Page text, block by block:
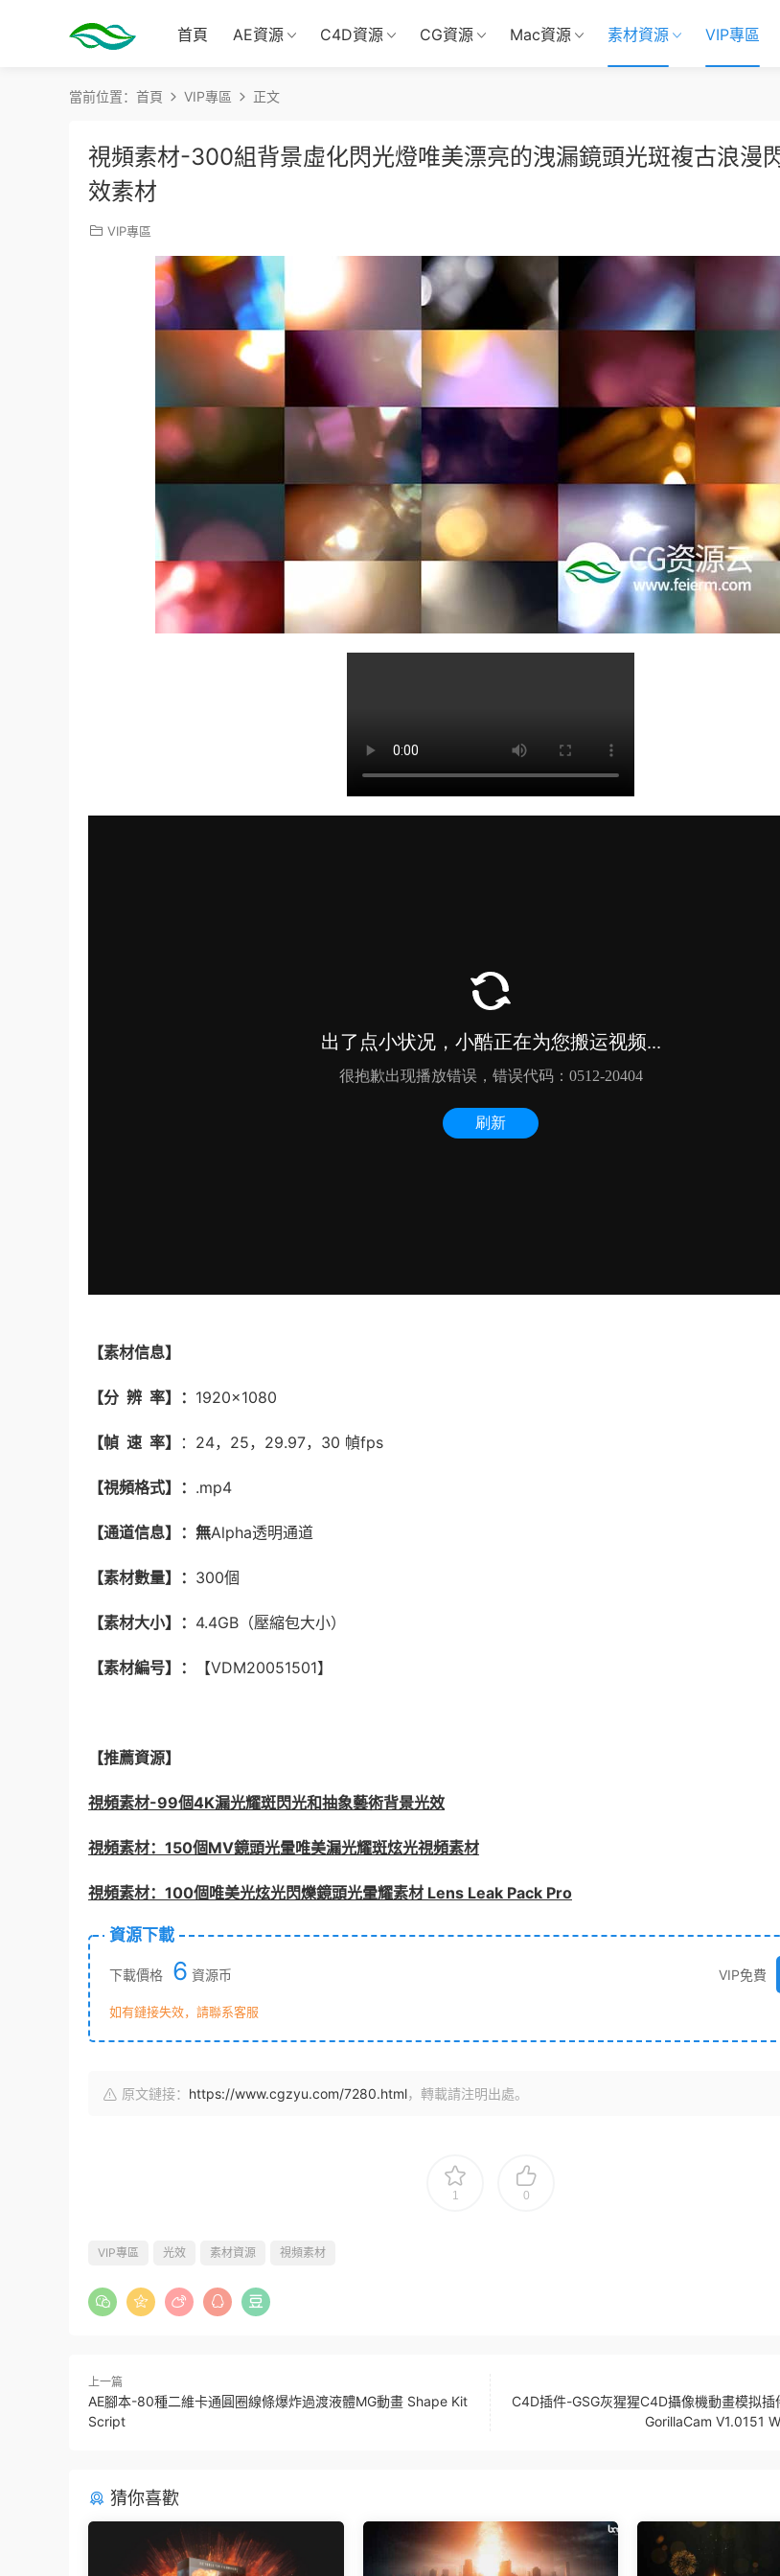
首頁 AE資源 C4D資源 CG資源 Mac資源 素材資源 VIP專區
當前位置： 首頁 VIP專區 正文
視頻素材-300組背景虛化閃光燈唯美漂亮的洩漏鏡頭光斑複古浪漫
效素材
VIP專區
【素材信息】
【分 辨 率】： 1920×1080
【幀 速 率】 ：24，25，29.97，30 幀fps
【視頻格式】： .mp4
【通道信息】：無Alpha透明通道
【素材數量】： 300個
【素材大小】： 4.4GB（壓縮包大小）
【素材編号】： 【VDM20051501】
【推薦資源】
視頻素材-99個4K漏光耀斑閃光和抽象藝術背景光效
視頻素材：150個MV鏡頭光暈唯美漏光耀斑炫光視頻素材
視頻素材：100個唯美光炫光閃爍鏡頭光暈耀素材 Lens Leak Pack Pro
資源下載
下載價格 6 資源币 VIP免費
如有鏈接失效，請聯系客服
原文鏈接： https://www.cgzyu.com/7280.html，轉載請注明出處。
1 0
VIP專區 光效 素材資源 視頻素材
上一篇
AE腳本-80種二維卡通圓圈線條爆炸過渡液體MG動畫 Shape Kit
Script
C4D插件-GSG灰猩猩C4D攝像機動畫模拟
GorillaCam V1.0151
猜你喜歡